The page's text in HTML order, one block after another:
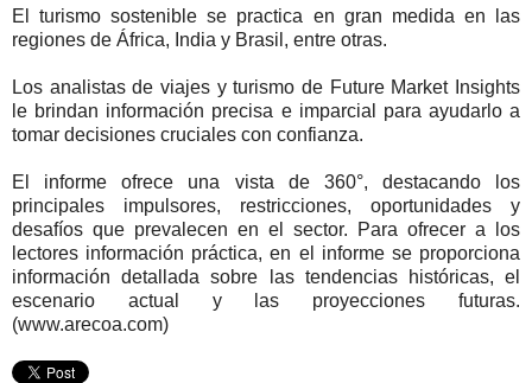
El turismo sostenible se practica en gran medida en las
regiones de África, India y Brasil, entre otras.
Los analistas de viajes y turismo de Future Market Insights
le brindan información precisa e imparcial para ayudarlo a
tomar decisiones cruciales con confianza.
El informe ofrece una vista de 360°, destacando los
principales impulsores, restricciones, oportunidades y
desafíos que prevalecen en el sector. Para ofrecer a los
lectores información práctica, en el informe se proporciona
información detallada sobre las tendencias históricas, el
escenario actual y las proyecciones futuras.
(www.arecoa.com)